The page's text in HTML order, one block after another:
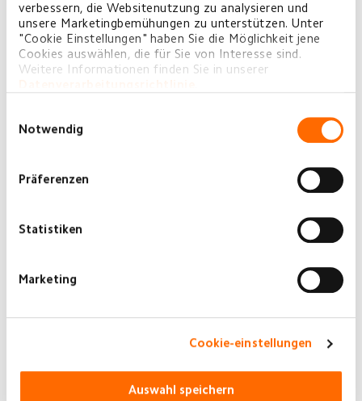
verbessern, die Websitenutzung zu analysieren und
unsere Marketingbemühungen zu unterstützen. Unter
"Cookie Einstellungen" haben Sie die Möglichkeit jene
Cookies auswählen, die für Sie von Interesse sind.
Weitere Informationen finden Sie in unserer
Notwendig
Präferenzen
Statistiken
Marketing
Cookie-einstellungen
Auswahl speichern